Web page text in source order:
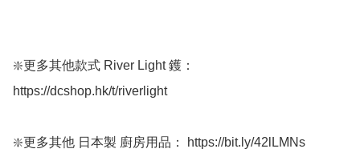
❇️更多其他款式 River Light 鑊：
https://dcshop.hk/t/riverlight
❇️更多其他 日本製 廚房用品： https://bit.ly/42lLMNs